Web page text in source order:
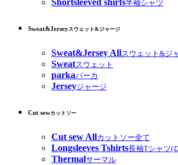
Shortsleeved shirts半袖シャツ
Sweat&Jerseyスウェット&ジャージ
Sweat&Jersey Allスウェット&ジ
Sweatスウェット
parkaパーカ
Jerseyジャージ
Cut sewカットソー
Cut sew Allカットソー全て
Longsleeves Tshirts長袖Tシャツ(
Thermalサーマル